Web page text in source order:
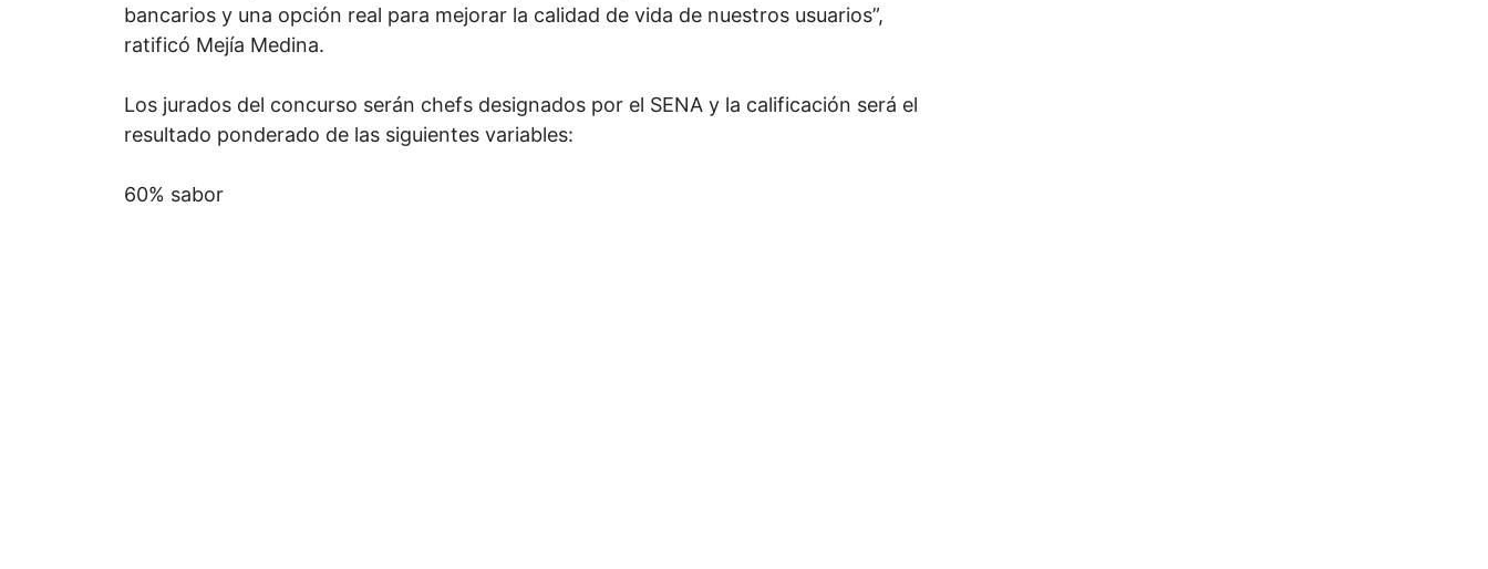
bancarios y una opción real para mejorar la calidad de vida de nuestros usuarios”,
ratificó Mejía Medina.
Los jurados del concurso serán chefs designados por el SENA y la calificación será el
resultado ponderado de las siguientes variables:
60% sabor